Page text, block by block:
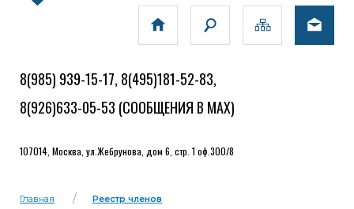
8(985) 939-15-17, 8(495)181-52-83,
8(926)633-05-53 (СООБЩЕНИЯ В MAX)
107014, Москва, ул.Жебрунова, дом 6, стр. 1 оф.300/8
Главная Реестр членов